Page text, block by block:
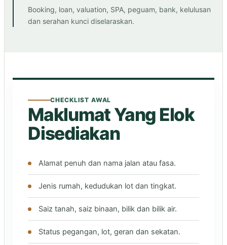
Booking, loan, valuation, SPA, peguam, bank, kelulusan
dan serahan kunci diselaraskan.
CHECKLIST AWAL
Maklumat Yang Elok
Disediakan
Alamat penuh dan nama jalan atau fasa.
Jenis rumah, kedudukan lot dan tingkat.
Saiz tanah, saiz binaan, bilik dan bilik air.
Status pegangan, lot, geran dan sekatan.